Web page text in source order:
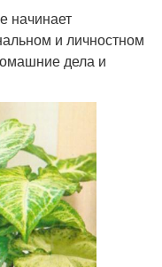
начинает
и личностном
дела и